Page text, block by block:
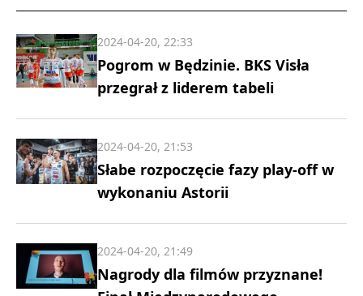
Pogrom w Będzinie. BKS Visła
przegrał z liderem tabeli
2024-04-20, 22:33
Słabe rozpoczęcie fazy play-off w
wykonaniu Astorii
2024-04-20, 21:53
Nagrody dla filmów przyznane!
2024-04-20, 21:49